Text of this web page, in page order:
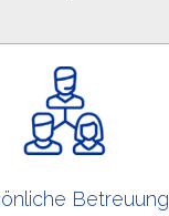
Betreuung